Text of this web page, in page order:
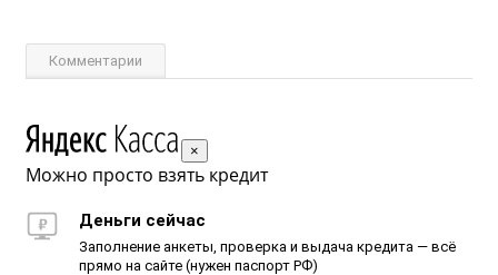
Комментарии
×
Можно просто взять кредит
Деньги сейчас
Заполнение анкеты, проверка и выдача кредита — всё
прямо на сайте (нужен паспорт РФ)